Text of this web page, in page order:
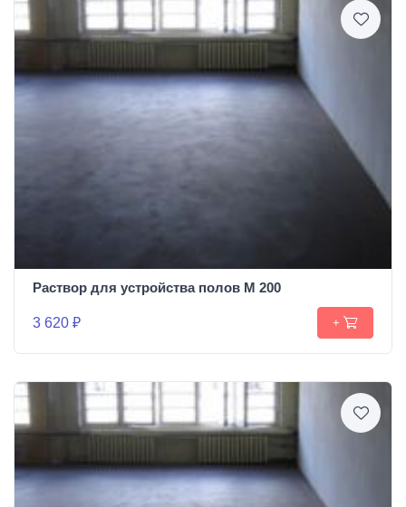
Раствор для устройства полов М 200
3 620 ₽ +